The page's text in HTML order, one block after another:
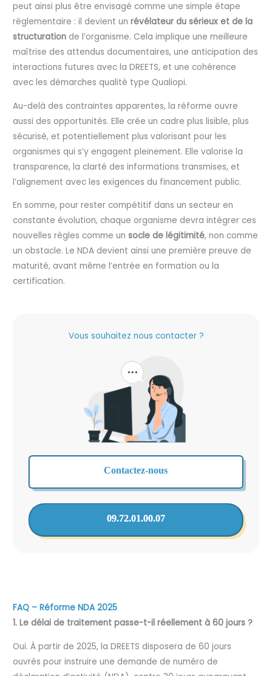
peut ainsi plus être envisagé comme une simple étape
réglementaire : il devient unrévélateur du sérieux et de la
structuration de l’organisme. Cela implique une meilleure
maîtrise des attendus documentaires, une anticipation des
interactions futures avec la DREETS, et une cohérence
avec les démarches qualité type Qualiopi.
Au-delà des contraintes apparentes, la réforme ouvre
aussi des opportunités. Elle crée un cadre plus lisible, plus
sécurisé, et potentiellement plus valorisant pour les
organismes qui s’y engagent pleinement. Elle valorise la
transparence, la clarté des informations transmises, et
l’alignement avec les exigences du financement public.
En somme, pour rester compétitif dans un secteur en
constante évolution, chaque organisme devra intégrer ces
nouvelles règles comme unsocle de légitimité, non comme
un obstacle. Le NDA devient ainsi une première preuve de
maturité, avant même l’entrée en formation ou la
certification.
Vous souhaitez nous contacter ?
Contactez-nous
09.72.01.00.07
FAQ – Réforme NDA 2025
1. Le délai de traitement passe-t-il réellement à 60 jours ?
Oui. À partir de 2025, la DREETS disposera de 60 jours
ouvrés pour instruire une demande de numéro de